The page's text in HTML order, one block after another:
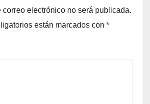
correo electrónico no será publicada.
están marcados con *